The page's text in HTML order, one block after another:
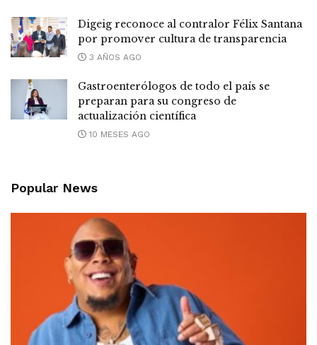
Digeig reconoce al contralor Félix Santana
por promover cultura de transparencia
3 AÑOS AGO
Gastroenterólogos de todo el país se
preparan para su congreso de
actualización científica
10 MESES AGO
Popular News